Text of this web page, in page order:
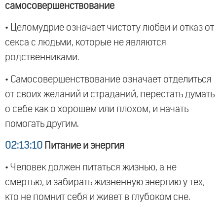
самосовершенствование
• Целомудрие означает чистоту любви и отказ от
секса с людьми, которые не являются
родственниками.
• Самосовершенствование означает отделиться
от своих желаний и страданий, перестать думать
о себе как о хорошем или плохом, и начать
помогать другим.
02:13:10 Питание и энергия
• Человек должен питаться жизнью, а не
смертью, и забирать жизненную энергию у тех,
кто не помнит себя и живет в глубоком сне.